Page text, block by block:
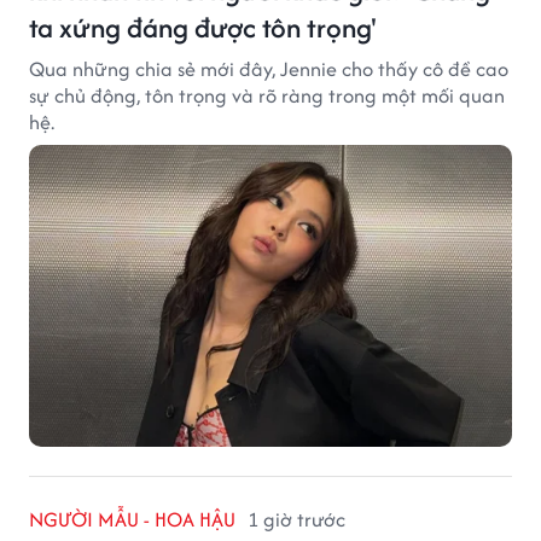
ta xứng đáng được tôn trọng'
Qua những chia sẻ mới đây, Jennie cho thấy cô đề cao
sự chủ động, tôn trọng và rõ ràng trong một mối quan
hệ.
NGƯỜI MẪU - HOA HẬU 1 giờ trước